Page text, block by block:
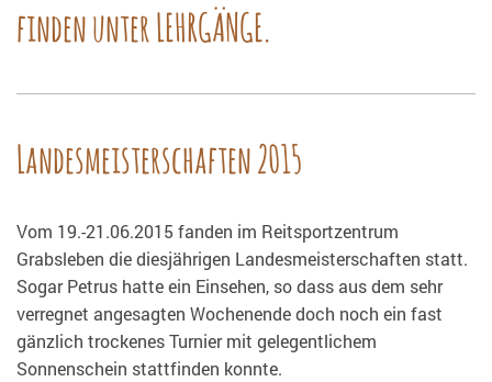
finden unter LEHRGÄNGE.
Landesmeisterschaften 2015
Vom 19.-21.06.2015 fanden im Reitsportzentrum
Grabsleben die diesjährigen Landesmeisterschaften statt.
Sogar Petrus hatte ein Einsehen, so dass aus dem sehr
verregnet angesagten Wochenende doch noch ein fast
gänzlich trockenes Turnier mit gelegentlichem
Sonnenschein stattfinden konnte.